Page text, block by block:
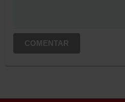
COMENTAR